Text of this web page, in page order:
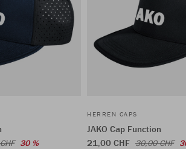
30 %
HERREN CAPS
JAKO Cap Function
21,00 CHF 30,00 CHF